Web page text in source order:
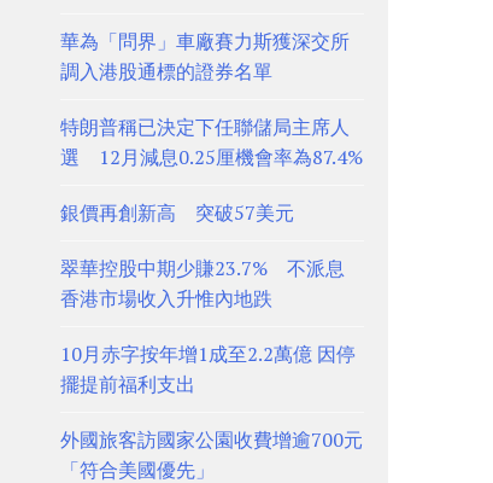
華為「問界」車廠賽力斯獲深交所
調入港股通標的證券名單
特朗普稱已決定下任聯儲局主席人
選 12月減息0.25厘機會率為87.4%
銀價再創新高 突破57美元
翠華控股中期少賺23.7% 不派息
香港市場收入升惟內地跌
10月赤字按年增1成至2.2萬億 因停
擺提前福利支出
外國旅客訪國家公園收費增逾700元
「符合美國優先」